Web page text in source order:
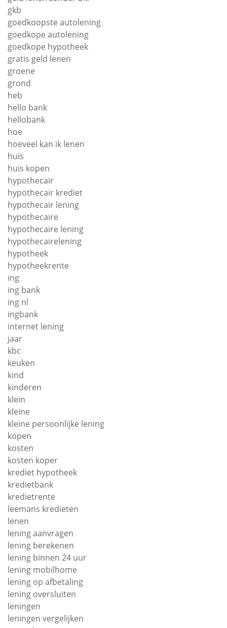
gkb
goedkoopste autolening
goedkope autolening
goedkope hypotheek
gratis geld lenen
groene
grond
heb
hello bank
hellobank
hoe
hoeveel kan ik lenen
huis
huis kopen
hypothecair
hypothecair krediet
hypothecair lening
hypothecaire
hypothecaire lening
hypothecairelening
hypotheek
hypotheekrente
ing
ing bank
ing nl
ingbank
internet lening
jaar
kbc
keuken
kind
kinderen
klein
kleine
kleine persoonlijke lening
kopen
kosten
kosten koper
krediet hypotheek
kredietbank
kredietrente
leemans kredieten
lenen
lening aanvragen
lening berekenen
lening binnen 24 uur
lening mobilhome
lening op afbetaling
lening oversluiten
leningen
leningen vergelijken